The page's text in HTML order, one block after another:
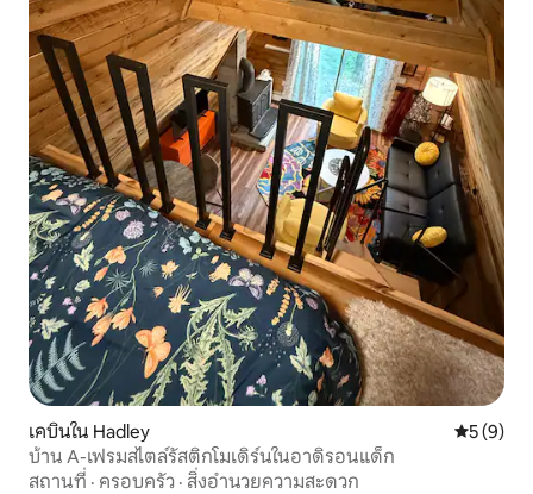
เคบินใน Hadley คะแนนเฉ
5 (9)
บ้าน A-เฟรมสไตล์รัสติกโมเดิร์นในอาดิรอนแด็ก
สถานที่ · ครอบครัว · สิ่งอำนวยความสะดวก